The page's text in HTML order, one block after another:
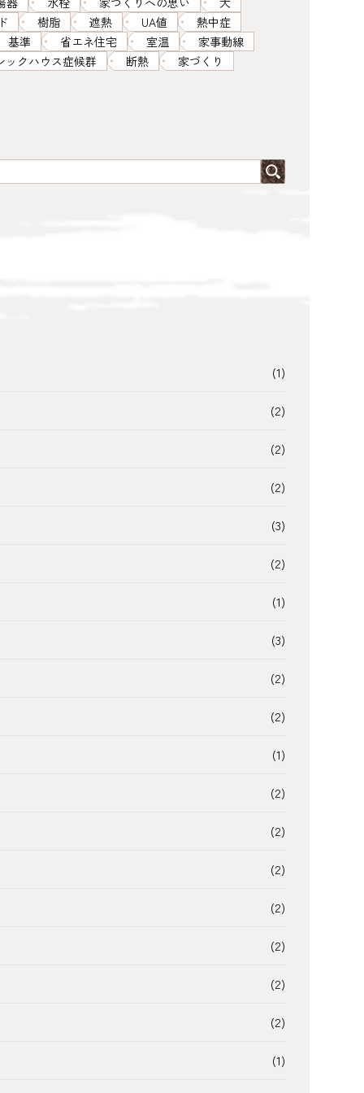
樹脂 遮熱 UA値
熱中症
基準
省エネ住宅 室温
家事動線
ックハウス症候群
断熱 家づくり
(1)
(2)
(2)
(2)
(3)
(2)
(1)
(3)
(2)
(2)
(1)
(2)
(2)
(2)
(2)
(2)
(2)
(2)
(1)